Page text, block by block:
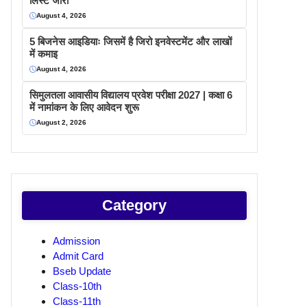
August 4, 2026
5 बिजनेस आइडियाः जिसमें है जिरो इनवेस्टमेंट और लाखों
में कमाइ
August 4, 2026
सिमुलतला आवासीय विद्यालय प्रवेश परीक्षा 2027 | कक्षा 6
में नामांकन के लिए आवेदन शुरू
August 2, 2026
Category
Admission
Admit Card
Bseb Update
Class-10th
Class-11th